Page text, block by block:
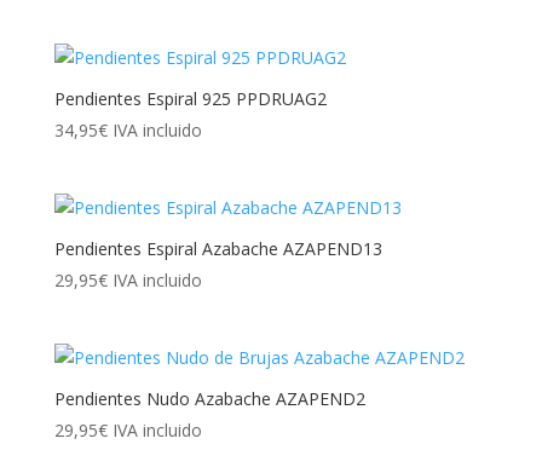
Pendientes Espiral 925 PPDRUAG2
34,95€ IVA incluido
Pendientes Espiral Azabache AZAPEND13
29,95€ IVA incluido
Pendientes Nudo Azabache AZAPEND2
29,95€ IVA incluido